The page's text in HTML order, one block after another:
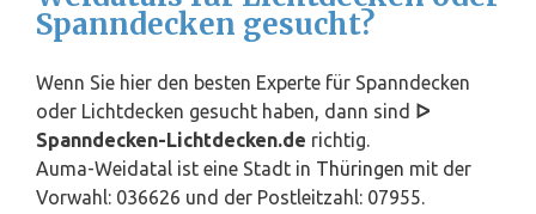
Spanndecken gesucht?
Wenn Sie hier den besten Experte für Spanndecken
oder Lichtdecken gesucht haben, dann sind ᐅ
Spanndecken-Lichtdecken.de richtig.
Auma-Weidatal ist eine Stadt in Thüringen mit der
Vorwahl: 036626 und der Postleitzahl: 07955.